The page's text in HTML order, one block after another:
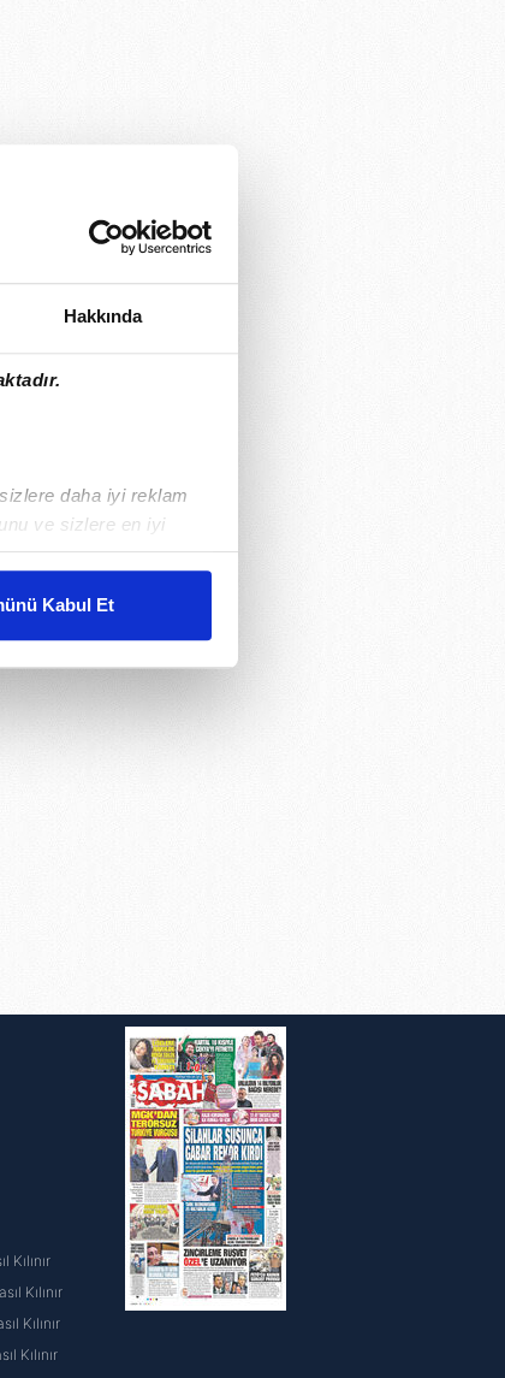
Hakkında
daha iyi reklam
ve sizlere en iyi
karşılamak
bilgi için Ayarlar
Kabul Et
Kılınır
Kılınır
Kılınır
Kılınır